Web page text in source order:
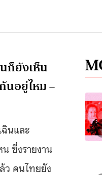
ก็ยังเห็น
นอยู่ไหม –
นและ
ซึ่งรายงาน
ว คนไทยยัง